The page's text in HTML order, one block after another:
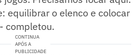
equilibrar o elenco e colocar
completou.
CONTINUA
APÓS A
PUBLICIDADE